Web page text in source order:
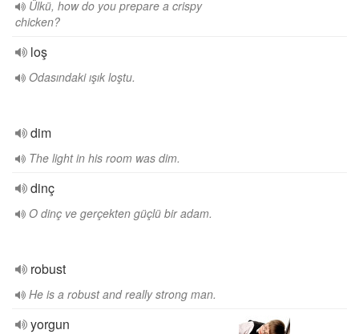
Ülkü, how do you prepare a crispy
chicken?
loş
Odasındaki ışık loştu.
dim
The light in his room was dim.
dinç
O dinç ve gerçekten güçlü bir adam.
robust
He is a robust and really strong man.
yorgun